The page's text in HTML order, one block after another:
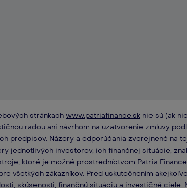
stránkach www.patriafinance.sk nie sú (ak
radou ani návrhom na uzatvorenie zmluvy
predpisov. Názory a odporúčania zverejnené na
jednotlivých investorov, ich finančnej situácie,
ktoré je možné prostredníctvom Patria Finance,
všetkých zákazníkov. Pred uskutočnením
skúsenosti, finančnú situáciu a investičné ciele.